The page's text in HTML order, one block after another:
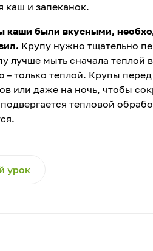
каш и запеканок.
каши были вкусными,
Крупу нужно тщательно
лучше мыть сначала теплой
– только теплой. Крупы
или даже на ночь, чтобы
тепловой
урок